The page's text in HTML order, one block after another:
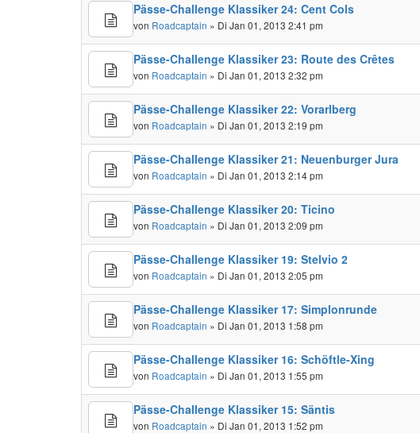
Pässe-Challenge Klassiker 24: Cent Cols
von Roadcaptain » Di Jan 01, 2013 2:41 pm
Pässe-Challenge Klassiker 23: Route des Crêtes
von Roadcaptain » Di Jan 01, 2013 2:32 pm
Pässe-Challenge Klassiker 22: Vorarlberg
von Roadcaptain » Di Jan 01, 2013 2:19 pm
Pässe-Challenge Klassiker 21: Neuenburger Jura
von Roadcaptain » Di Jan 01, 2013 2:14 pm
Pässe-Challenge Klassiker 20: Ticino
von Roadcaptain » Di Jan 01, 2013 2:09 pm
Pässe-Challenge Klassiker 19: Stelvio 2
von Roadcaptain » Di Jan 01, 2013 2:05 pm
Pässe-Challenge Klassiker 17: Simplonrunde
von Roadcaptain » Di Jan 01, 2013 1:58 pm
Pässe-Challenge Klassiker 16: Schöftle-Xing
von Roadcaptain » Di Jan 01, 2013 1:55 pm
Pässe-Challenge Klassiker 15: Säntis
von Roadcaptain » Di Jan 01, 2013 1:52 pm